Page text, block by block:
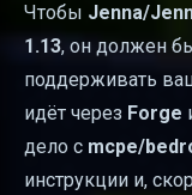
Чтобы Jenna/
1.13, он должен
поддерживать
идёт через Forge
дело с mcpe/
инструкции и,